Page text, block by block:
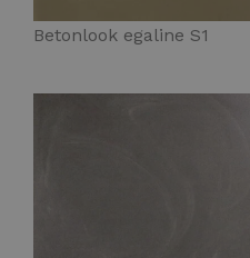
Betonlook egaline S1